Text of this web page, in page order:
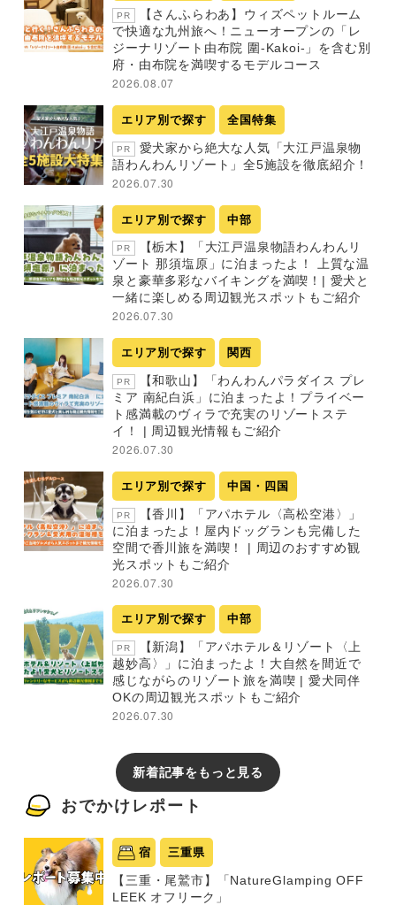
PR
【さんふらわあ】ウィズペットルーム
で快適な九州旅へ！ニューオープンの「レ
ジーナリゾート由布院 圍-Kakoi-」を含む別
府・由布院を満喫するモデルコース
2026.08.07
エリア別で探す 全国特集
PR
愛犬家から絶大な人気「大江戸温泉物
語わんわんリゾート」全5施設を徹底紹介！
2026.07.30
エリア別で探す 中部
PR
【栃木】「大江戸温泉物語わんわんリ
ゾート 那須塩原」に泊まったよ！ 上質な温
泉と豪華多彩なバイキングを満喫！| 愛犬と
一緒に楽しめる周辺観光スポットもご紹介
2026.07.30
エリア別で探す 関西
PR
【和歌山】「わんわんパラダイス プレ
ミア 南紀白浜」に泊まったよ！プライベー
ト感満載のヴィラで充実のリゾートステ
イ！ | 周辺観光情報もご紹介
2026.07.30
エリア別で探す 中国・四国
PR
【香川】「アパホテル〈高松空港〉」
に泊まったよ！屋内ドッグランも完備した
空間で香川旅を満喫！ | 周辺のおすすめ観
光スポットもご紹介
2026.07.30
エリア別で探す 中部
PR
【新潟】「アパホテル＆リゾート〈上
越妙高〉」に泊まったよ！大自然を間近で
感じながらのリゾート旅を満喫 | 愛犬同伴
OKの周辺観光スポットもご紹介
2026.07.30
新着記事をもっと見る
おでかけレポート
宿 三重県
【三重・尾鷲市】「NatureGlamping OFF
LEEK オフリーク」